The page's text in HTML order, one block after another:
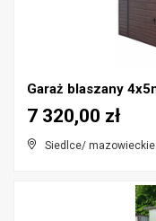
Siedlce/ mazowieckie
7 320,00 zł